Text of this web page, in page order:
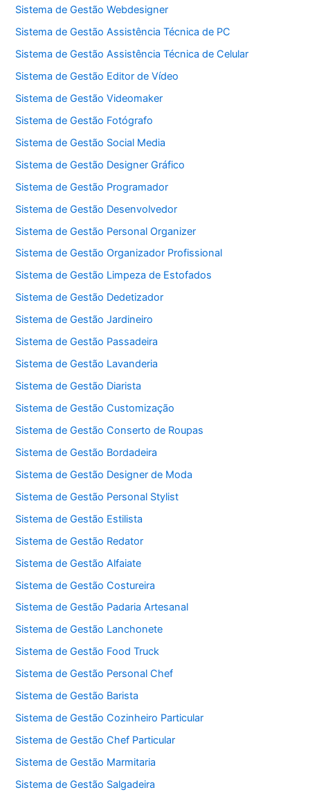
Sistema de Gestão Webdesigner
Sistema de Gestão Assistência Técnica de PC
Sistema de Gestão Assistência Técnica de Celular
Sistema de Gestão Editor de Vídeo
Sistema de Gestão Videomaker
Sistema de Gestão Fotógrafo
Sistema de Gestão Social Media
Sistema de Gestão Designer Gráfico
Sistema de Gestão Programador
Sistema de Gestão Desenvolvedor
Sistema de Gestão Personal Organizer
Sistema de Gestão Organizador Profissional
Sistema de Gestão Limpeza de Estofados
Sistema de Gestão Dedetizador
Sistema de Gestão Jardineiro
Sistema de Gestão Passadeira
Sistema de Gestão Lavanderia
Sistema de Gestão Diarista
Sistema de Gestão Customização
Sistema de Gestão Conserto de Roupas
Sistema de Gestão Bordadeira
Sistema de Gestão Designer de Moda
Sistema de Gestão Personal Stylist
Sistema de Gestão Estilista
Sistema de Gestão Redator
Sistema de Gestão Alfaiate
Sistema de Gestão Costureira
Sistema de Gestão Padaria Artesanal
Sistema de Gestão Lanchonete
Sistema de Gestão Food Truck
Sistema de Gestão Personal Chef
Sistema de Gestão Barista
Sistema de Gestão Cozinheiro Particular
Sistema de Gestão Chef Particular
Sistema de Gestão Marmitaria
Sistema de Gestão Salgadeira